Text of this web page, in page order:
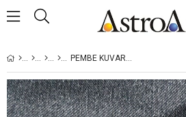
PEMBE KUVARS MIHRIMAH KÜPE